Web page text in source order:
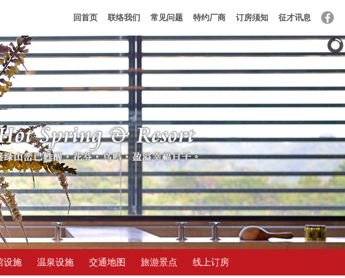
回首页 联络我们 常见问题 特约厂商 订房须知 征才讯息
设施 温泉设施 交通地图 旅游景点 线上订房